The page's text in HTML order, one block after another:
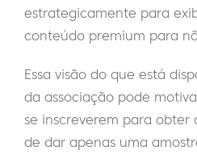
estrategicamente para
conteúdo premium para
Essa visão do que está
da associação pode
se inscreverem para obter
de dar apenas uma